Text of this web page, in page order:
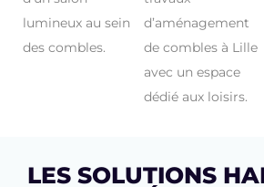
lumineux au sein
des combles.
d’aménagement
de combles à Lille
avec un espace
dédié aux loisirs.
LES SOLUTIONS